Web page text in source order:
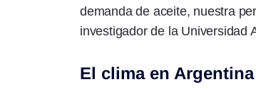
demanda de aceite, nuestra
investigador de la Universidad
El clima en Argentina